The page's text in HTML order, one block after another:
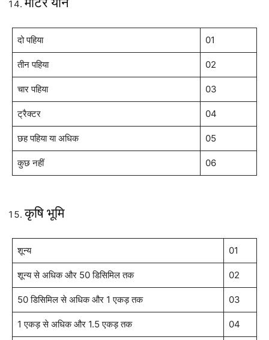
दो पहिया 01
तीन पहिया 02
चार पहिया 03
ट्रैक्टर 04
छह पहिया या अधिक 05
कुछ नहीं 06
कृषि भूमि
शून्य 01
शून्य से अधिक और 50 डिसिमिल तक 02
50 डिसिमिल से अधिक और 1 एकड़ तक 03
1 एकड़ से अधिक और 1.5 एकड़ तक 04